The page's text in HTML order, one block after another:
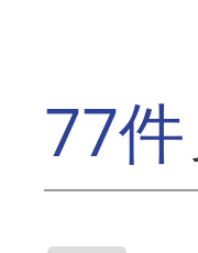
77件